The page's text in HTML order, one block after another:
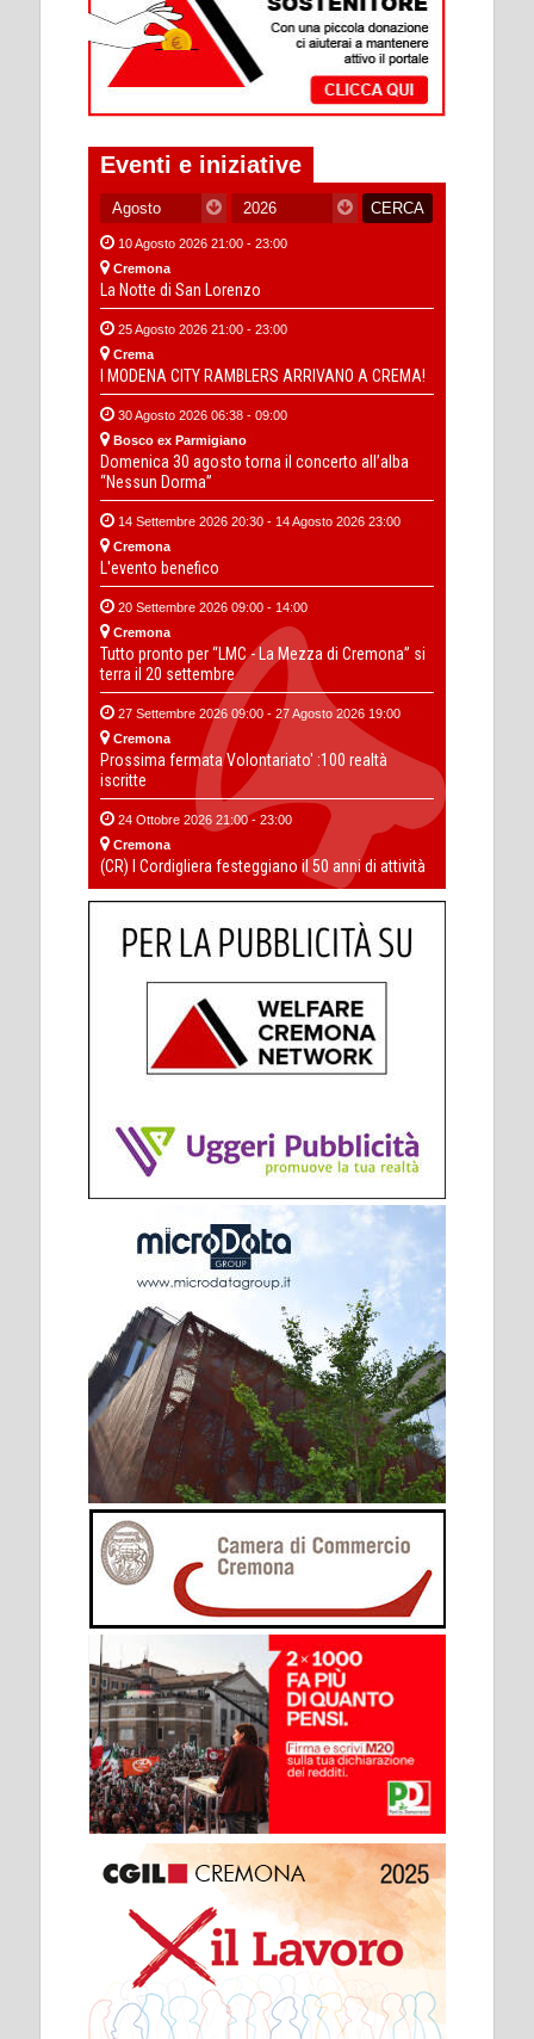
Eventi e iniziative
10 Agosto 2026 21:00 - 23:00
Cremona
La Notte di San Lorenzo
25 Agosto 2026 21:00 - 23:00
Crema
I MODENA CITY RAMBLERS ARRIVANO A CREMA!
30 Agosto 2026 06:38 - 09:00
Bosco ex Parmigiano
Domenica 30 agosto torna il concerto all’alba
“Nessun Dorma”
14 Settembre 2026 20:30 - 14 Agosto 2026 23:00
Cremona
L'evento benefico
20 Settembre 2026 09:00 - 14:00
Cremona
Tutto pronto per “LMC - La Mezza di Cremona” si
terra il 20 settembre
27 Settembre 2026 09:00 - 27 Agosto 2026 19:00
Cremona
Prossima fermata Volontariato' :100 realtà
iscritte
24 Ottobre 2026 21:00 - 23:00
Cremona
(CR) I Cordigliera festeggiano il 50 anni di attività